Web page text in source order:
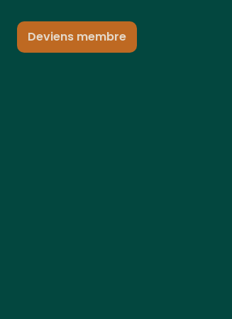
Deviens membre